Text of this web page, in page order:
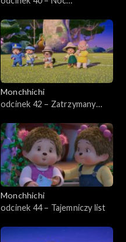
Monchhiowadów
Monchhichi
odcinek 42 – Zatrzymany
Monchhichi
odcinek 44 – Tajemniczy list